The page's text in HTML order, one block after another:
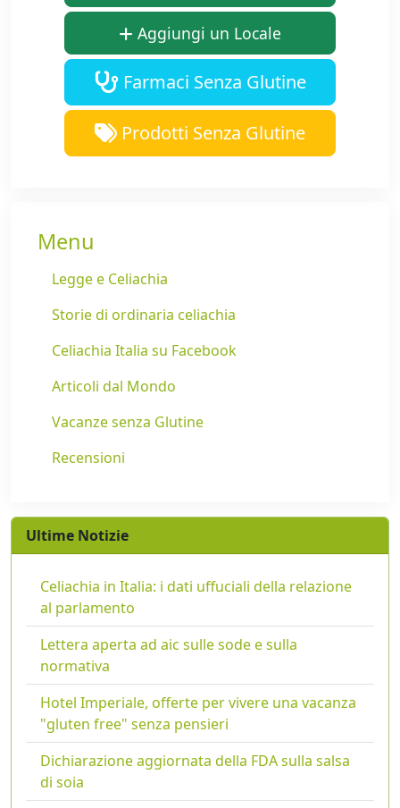
Aggiungi un Locale
Farmaci Senza Glutine
Prodotti Senza Glutine
Menu
Legge e Celiachia
Storie di ordinaria celiachia
Celiachia Italia su Facebook
Articoli dal Mondo
Vacanze senza Glutine
Recensioni
Ultime Notizie
Celiachia in Italia: i dati uffuciali della relazione
al parlamento
Lettera aperta ad aic sulle sode e sulla
normativa
Hotel Imperiale, offerte per vivere una vacanza
"gluten free" senza pensieri
Dichiarazione aggiornata della FDA sulla salsa
di soia